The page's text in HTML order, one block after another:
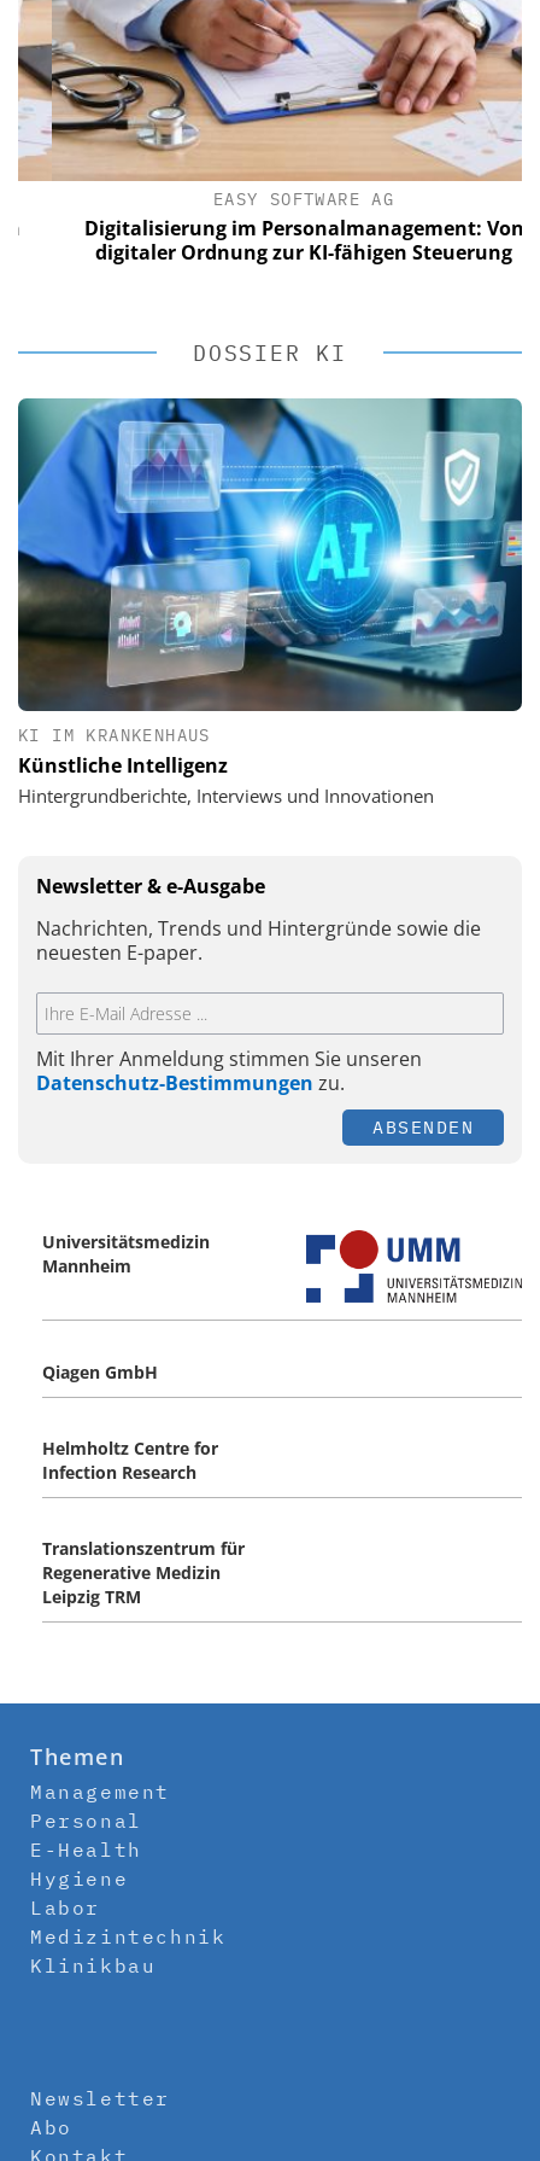
EASY SOFTWARE AG
Digitalisierung im Personalmanagement: Von
digitaler Ordnung zur KI-fähigen Steuerung
DOSSIER KI
KI IM KRANKENHAUS
Künstliche Intelligenz
Hintergrundberichte, Interviews und Innovationen
Newsletter & e-Ausgabe
Nachrichten, Trends und Hintergründe sowie die
neuesten E-paper.
Mit Ihrer Anmeldung stimmen Sie unseren
Datenschutz-Bestimmungen zu.
ABSENDEN
Universitätsmedizin
Mannheim
Qiagen GmbH
Helmholtz Centre for
Infection Research
Translationszentrum für
Regenerative Medizin
Leipzig TRM
Themen
Management
Personal
E-Health
Hygiene
Labor
Medizintechnik
Klinikbau
Newsletter
Abo